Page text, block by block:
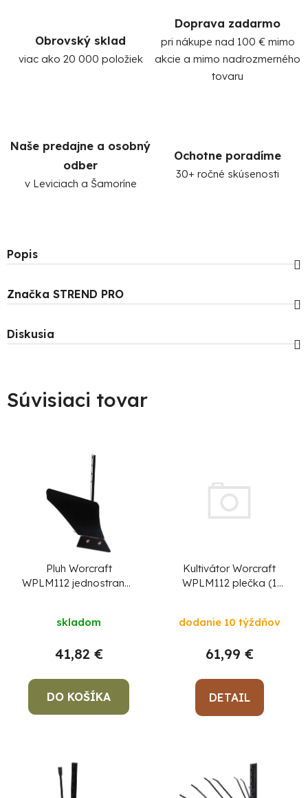
Obrovský sklad
viac ako 20 000 položiek
Doprava zadarmo
pri nákupe nad 100 € mimo
akcie a mimo nadrozmerného
tovaru
Naše predajne a osobný
odber
v Leviciach a Šamoríne
Ochotne poradíme
30+ ročné skúsenosti
Popis
Značka STREND PRO
Diskusia
Súvisiaci tovar
Pluh Worcraft
WPLM112 jednostranný
skladom
41,82 €
DO KOŠÍKA
Kultivátor Worcraft
WPLM112 plečka (1
dodanie 10 týždňov
61,99 €
DETAIL